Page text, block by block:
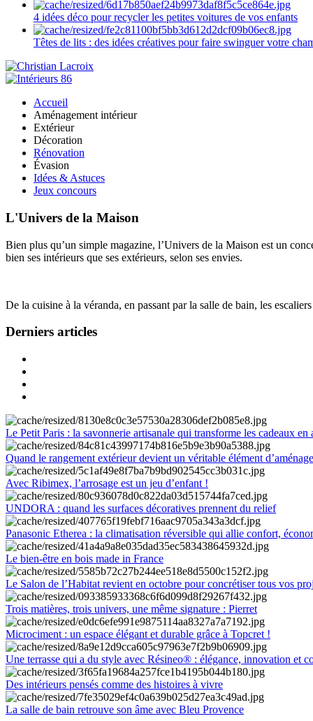
4 idées déco pour recycler les petites voitures de vos enfants
Têtes de lits : des idées créatives pour faire swinguer votre
Accueil
Aménagement intérieur
Extérieur
Décoration
Rénovation
Évasion
Idées & Astuces
Jeux concours
L'Univers de la Maison
Bien plus qu’un simple magazine, l’Univers de la Maison est un
bien ses intérieurs que ses extérieurs, selon ses envies.
De la cuisine à la véranda, en passant par la salle de bain, les
Derniers articles
Le Petit Paris : la savonnerie artisanale qui transforme les cadeaux en
Quand le rangement extérieur devient un véritable élément
Avec Ribimex, l’arrosage est un jeu d’enfant !
UNDORA : quand les surfaces décoratives prennent du relief
Panasonic Etherea : la climatisation réversible qui allie confort,
Le bien-être en bois made in France
Le Salon de l’Habitat revient en octobre pour concrétiser tous vos
Trois matières, trois univers, une même signature : Pierret
Microciment : un espace élégant et durable grâce à Topcret !
Une terrasse qui a du style avec Résineo® : élégance, innovation et
Des intérieurs pensés comme des histoires à vivre
La salle de bain retrouve son âme avec Bleu Provence